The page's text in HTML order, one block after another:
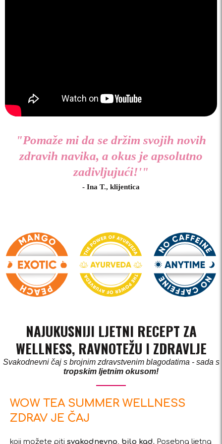
"Pomaže mi da se držim svojih novih
zdravih navika, a okus je apsolutno
zadivljujući!'"
- Ina T., klijentica
NAJUKUSNIJI LJETNI RECEPT ZA
WELLNESS, RAVNOTEŽU I ZDRAVLJE
Svakodnevni čaj s brojnim zdravstvenim blagodatima - sada s
tropskim ljetnim okusom!
WOW TEA SUMMER WELLNESS
ZDRAV JE ČAJ
koji možete piti svakodnevno, bilo kad.